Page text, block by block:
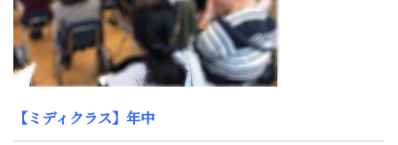
【ミディクラス】年中